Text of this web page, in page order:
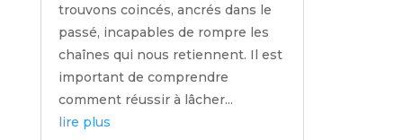
trouvons coincés, ancrés dans le
passé, incapables de rompre les
chaînes qui nous retiennent. Il est
important de comprendre
comment réussir à lâcher...
lire plus